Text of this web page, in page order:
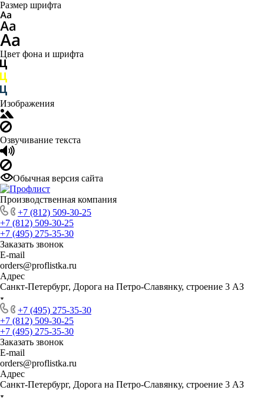
Размер шрифта
Цвет фона и шрифта
Изображения
Озвучивание текста
Обычная версия сайта
Производственная компания
+7 (812) 509-30-25
+7 (812) 509-30-25
+7 (495) 275-35-30
Заказать звонок
E-mail
orders@proflistka.ru
Адрес
Санкт-Петербург, Дорога на Петро-Славянку, строение 3 АЗ
+7 (495) 275-35-30
+7 (812) 509-30-25
+7 (495) 275-35-30
Заказать звонок
E-mail
orders@proflistka.ru
Адрес
Санкт-Петербург, Дорога на Петро-Славянку, строение 3 АЗ